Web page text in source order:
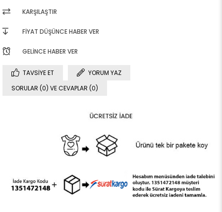
KARŞILAŞTIR
FIYAT DÜŞÜNCE HABER VER
GELINCE HABER VER
TAVSIYE ET
YORUM YAZ
SORULAR (0) VE CEVAPLAR (0)